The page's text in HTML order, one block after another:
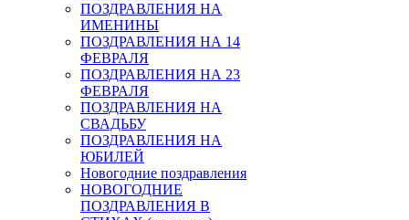
ПОЗДРАВЛЕНИЯ НА
ИМЕНИНЫ
ПОЗДРАВЛЕНИЯ НА 14
ФЕВРАЛЯ
ПОЗДРАВЛЕНИЯ НА 23
ФЕВРАЛЯ
ПОЗДРАВЛЕНИЯ НА
СВАДЬБУ
ПОЗДРАВЛЕНИЯ НА
ЮБИЛЕЙ
Новогодние поздравления
НОВОГОДНИЕ
ПОЗДРАВЛЕНИЯ В